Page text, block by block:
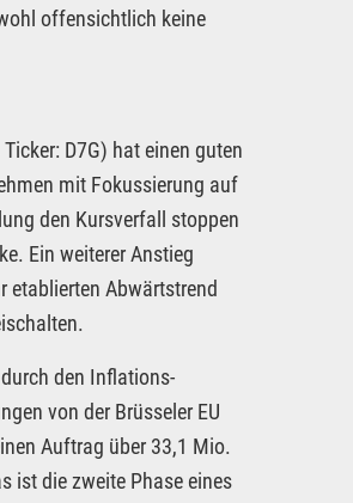
offensichtlich keine
D7G) hat einen guten
mit Fokussierung auf
den Kursverfall stoppen
Ein weiterer Anstieg
etablierten Abwärtstrend
den Inflations-
von der Brüsseler EU
Auftrag über 33,1 Mio.
ist die zweite Phase eines